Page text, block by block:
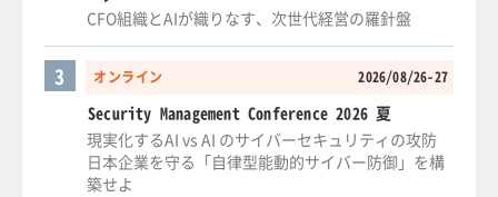
CFO組織とAIが織りなす、次世代経営の羅針盤
オンライン 2026/08/26-27
3
Security Management Conference 2026 夏
現実化するAI vs AI のサイバーセキュリティの攻防
日本企業を守る「自律型能動的サイバー防御」を構
築せよ